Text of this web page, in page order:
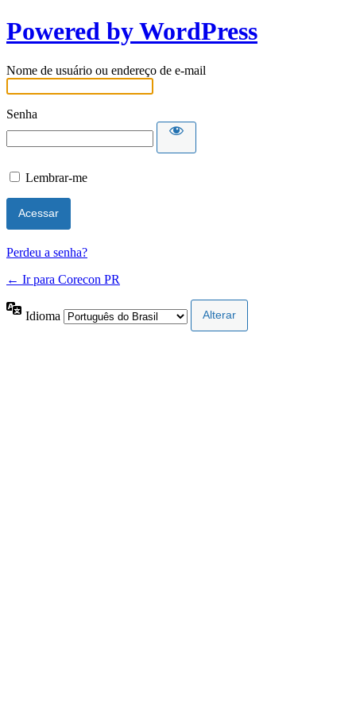
Powered by WordPress
Nome de usuário ou endereço de e-mail
Senha
Lembrar-me
Perdeu a senha?
← Ir para Corecon PR
Idioma